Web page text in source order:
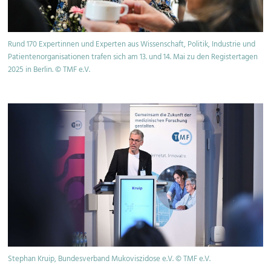
Rund 170 Expertinnen und Experten aus Wissenschaft, Politik, Industrie und
Patientenorganisationen trafen sich am 13. und 14. Mai zu den Registertagen
2025 in Berlin. © TMF e.V.
Stephan Kruip, Bundesverband Mukoviszidose e.V. © TMF e.V.